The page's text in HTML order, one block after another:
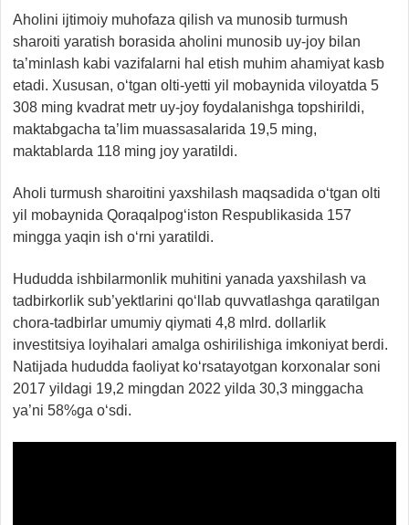
Aholini ijtimoiy muhofaza qilish va munosib turmush
sharoiti yaratish borasida aholini munosib uy-joy bilan
ta’minlash kabi vazifalarni hal etish muhim ahamiyat kasb
etadi. Xususan, o‘tgan olti-yetti yil mobaynida viloyatda 5
308 ming kvadrat metr uy-joy foydalanishga topshirildi,
maktabgacha ta’lim muassasalarida 19,5 ming,
maktablarda 118 ming joy yaratildi.
Aholi turmush sharoitini yaxshilash maqsadida o‘tgan olti
yil mobaynida Qoraqalpog‘iston Respublikasida 157
mingga yaqin ish o‘rni yaratildi.
Hududda ishbilarmonlik muhitini yanada yaxshilash va
tadbirkorlik sub’yektlarini qo‘llab quvvatlashga qaratilgan
chora-tadbirlar umumiy qiymati 4,8 mlrd. dollarlik
investitsiya loyihalari amalga oshirilishiga imkoniyat berdi.
Natijada hududda faoliyat ko‘rsatayotgan korxonalar soni
2017 yildagi 19,2 mingdan 2022 yilda 30,3 minggacha
ya’ni 58%ga o‘sdi.